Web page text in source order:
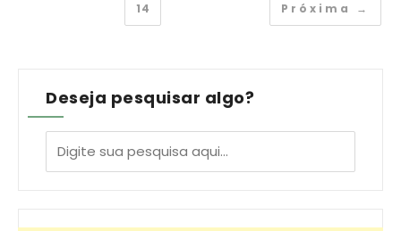
14 Próxima →
Deseja pesquisar algo?